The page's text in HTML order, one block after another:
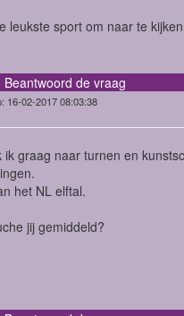
leukste sport om naar te
Beantwoord de vraag
16-02-2017 08:03:38
ik graag naar turnen en
het NL elftal.
jij gemiddeld?